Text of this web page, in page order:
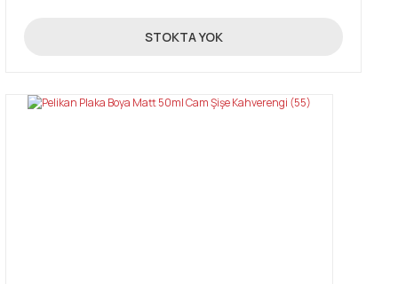
89,00 TL
STOKTA YOK